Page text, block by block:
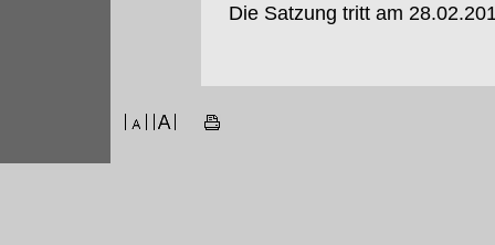
Die Satzung tritt am